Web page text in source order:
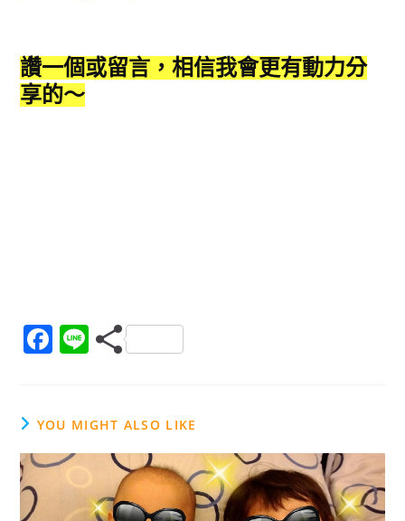
讚一個或留言，相信我會更有動力分
享的～
F
e
b
o
Li
YOU MIGHT ALSO LIKE